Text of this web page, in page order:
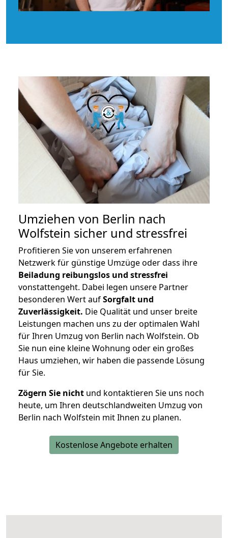
Umziehen von Berlin nach
Wolfstein sicher und stressfrei
Profitieren Sie von unserem erfahrenen
Netzwerk für günstige Umzüge oder dass ihre
Beiladung reibungslos und stressfrei
vonstattengeht. Dabei legen unsere Partner
besonderen Wert aufSorgfalt und
Zuverlässigkeit. Die Qualität und unser breite
Leistungen machen uns zu der optimalen Wahl
für Ihren Umzug von Berlin nach Wolfstein. Ob
Sie nun eine kleine Wohnung oder ein großes
Haus umziehen, wir haben die passende Lösung
für Sie.
Zögern Sie nicht und kontaktieren Sie uns noch
heute, um Ihren deutschlandweiten Umzug von
Berlin nach Wolfstein mit Ihnen zu planen.
Kostenlose Angebote erhalten